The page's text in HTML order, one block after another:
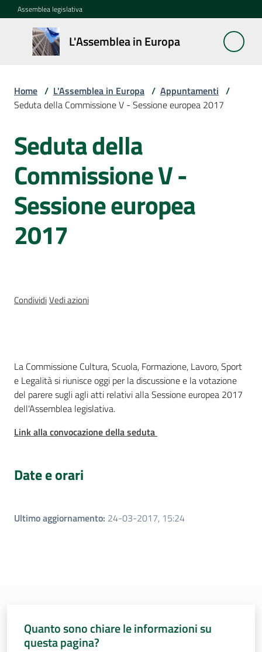
Vai al contenuto
Vai alla navigazione
Vai al footer
Assemblea legislativa
L'Assemblea in Europa
L'Assemblea
in Europa
Cos'è
europea
La
europea
regionale
Assemblea
legislativa
Assemblea
Per i media
Home / L'Assemblea in Europa / Appuntamenti /
Seduta della Commissione V - Sessione europea 2017
Salta al contenuto
Seduta della
Commissione V -
Sessione europea
2017
CondividiVedi azioni
Cos'è
La Commissione Cultura, Scuola, Formazione, Lavoro, Sport
e Legalità si riunisce oggi per la discussione e la votazione
del parere sugli agli atti relativi alla Sessione europea 2017
dell'Assemblea legislativa.
Link alla convocazione della seduta
Date e orari
Ultimo aggiornamento: 24-03-2017, 15:24
Quanto sono chiare le informazioni su
questa pagina?